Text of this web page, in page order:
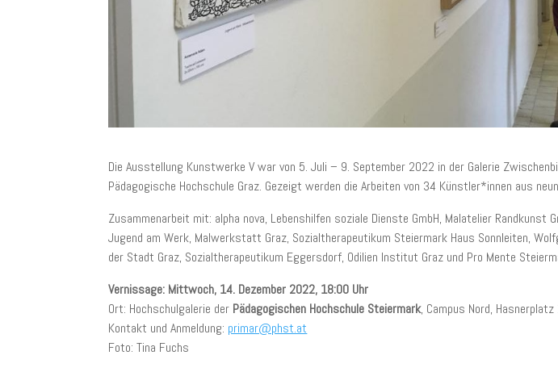
Die Ausstellung Kunstwerke V war von 5. Juli – 9. September 2022 in der Galerie
Pädagogische Hochschule Graz. Gezeigt werden die Arbeiten von 34 Künstler*innen aus
Zusammenarbeit mit: alpha nova, Lebenshilfen soziale Dienste GmbH, Malatelier Randkunst
Jugend am Werk, Malwerkstatt Graz, Sozialtherapeutikum Steiermark Haus Sonnleiten,
der Stadt Graz, Sozialtherapeutikum Eggersdorf, Odilien Institut Graz und Pro Mente
Vernissage: Mittwoch, 14. Dezember 2022, 18:00 Uhr
Ort: Hochschulgalerie der Pädagogischen Hochschule Steiermark, Campus Nord,
Kontakt und Anmeldung: primar@phst.at
Foto: Tina Fuchs